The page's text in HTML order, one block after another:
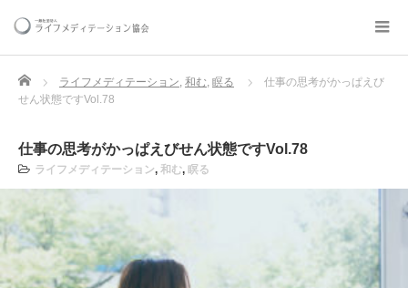
Home ライフメディテーション, 和む, 瞑る
仕事の思考がかっぱえび
せん状態ですVol.78
仕事の思考がかっぱえびせん状態ですVol.78
ライフメディテーション, 和む, 瞑る